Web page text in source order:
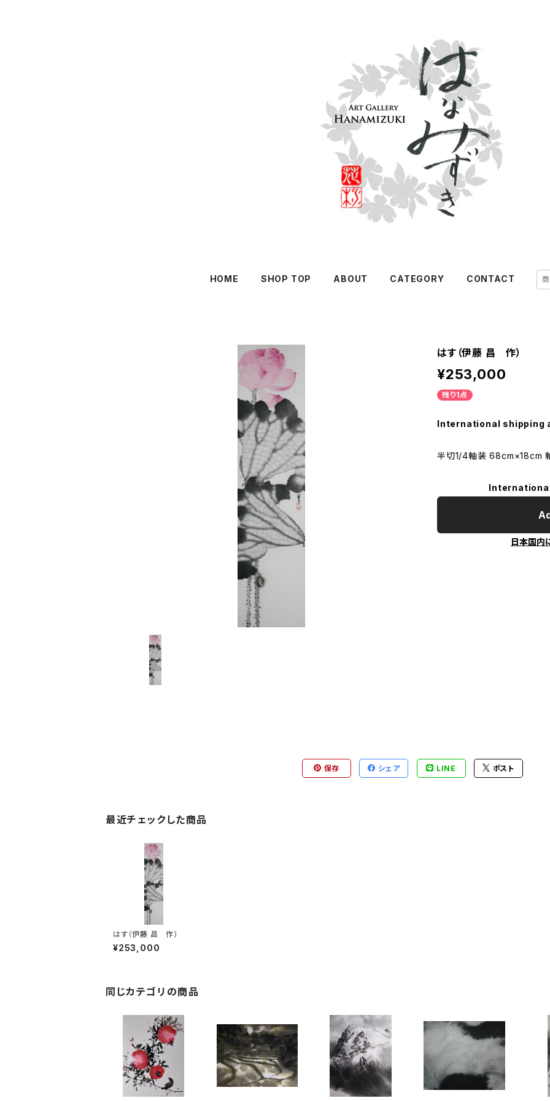
HOME SHOP TOP ABOUT CATEGORY CONTACT
はす（伊藤 昌 作）
¥253,000
残り1点
International shipping
半切1/4軸装 68cm×18cm
日本国内
保存 シェア LINE ポスト
最近チェックした商品
はす（伊藤 昌 作）
¥253,000
同じカテゴリの商品